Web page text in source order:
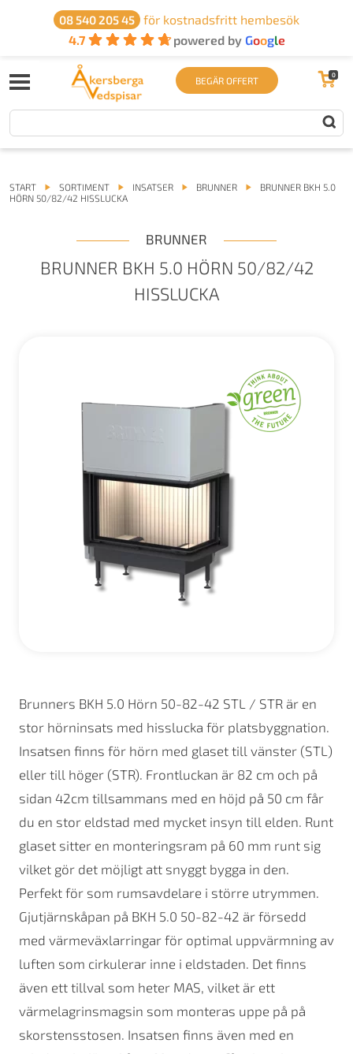
08 540 205 45
för kostnadsfritt hembesök
4.7
powered by Google
BEGÄR OFFERT 0
START SORTIMENT INSATSER BRUNNER
BRUNNER BKH 5.0
HÖRN 50/82/42 HISSLUCKA
BRUNNER
BRUNNER BKH 5.0 HÖRN 50/82/42
HISSLUCKA
Brunners BKH 5.0 Hörn 50-82-42 STL / STR är en
stor hörninsats med hisslucka för platsbyggnation.
Insatsen finns för hörn med glaset till vänster (STL)
eller till höger (STR). Frontluckan är 82 cm och på
sidan 42cm tillsammans med en höjd på 50 cm får
du en stor eldstad med mycket insyn till elden. Runt
glaset sitter en monteringsram på 60 mm runt sig
vilket gör det möjligt att snyggt bygga in den.
Perfekt för som rumsavdelare i större utrymmen.
Gjutjärnskåpan på BKH 5.0 50-82-42 är försedd
med värmeväxlarringar för optimal uppvärmning av
luften som cirkulerar inne i eldstaden. Det finns
även ett tillval som heter MAS, vilket är ett
värmelagrinsmagsin som monteras uppe på på
skorstensstosen. Insatsen finns även med en